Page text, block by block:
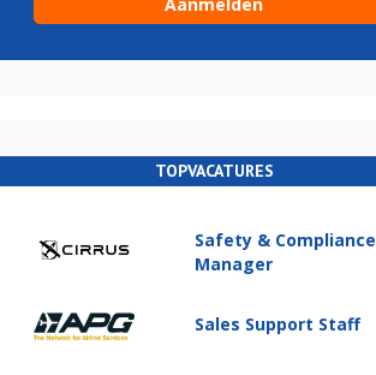
TOPVACATURES
Safety & Compliance
Manager
Sales Support Staff